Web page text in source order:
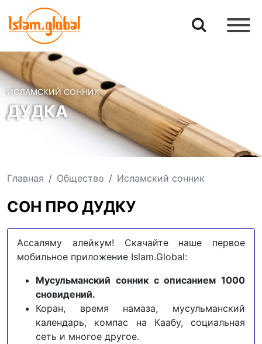
ИСЛАМСКИЙ СОННИК
ДУДКА
Главная Общество Исламский сонник
СОН ПРО ДУДКУ
Ассаляму алейкум! Скачайте наше первое
мобильное приложение Islam.Global:
Мусульманский сонник с описанием 1000
сновидений.
Коран, время намаза, мусульманский
календарь, компас на Каабу, социальная
сеть и многое другое.